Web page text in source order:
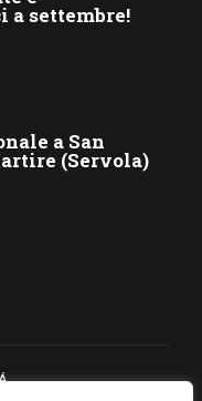
a settembre!
a San
(Servola)